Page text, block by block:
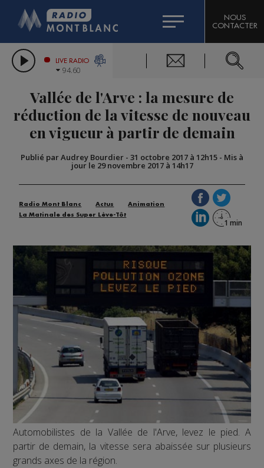
LES CHRONIQUES DE L'EXPERT
CITIZEN MACHINERY
GRAND MASSIF DOMAINES SKIABLES
BIGARD
COMPAGNIE DU MONT-BLANC
NOUS
CONTACTER
LIVE RADIO
94.60
Vallée de l'Arve : la mesure de
réduction de la vitesse de nouveau
en vigueur à partir de demain
Publié par Audrey Bourdier - 31 octobre 2017 à 12h15 - Mis à
jour le 29 novembre 2017 à 14h17
Radio Mont Blanc Actus
Animation
La Matinale des Super Lève-Tôt
Automobilistes de la Vallée de l'Arve, levez le pied. A
partir de demain, la vitesse sera abaissée sur plusieurs
grands axes de la région.